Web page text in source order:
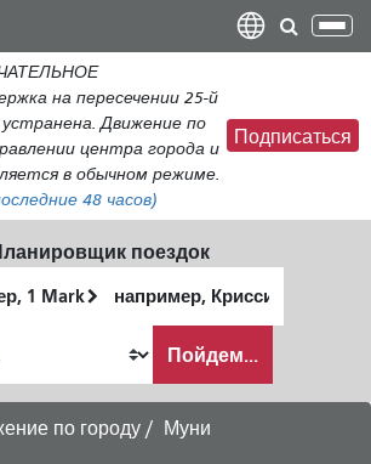
содержанию
на пересечении 25-й
Движение по
центра города и
в обычном режиме.
48 часов)
Подписаться
поездок
окончания
хочу
путешествовать
Пойдем...
по городу
Муни